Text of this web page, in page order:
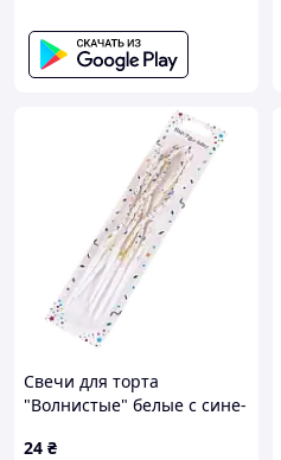
Свечи для торта
"Волнистые" белые с сине-
24 ₴